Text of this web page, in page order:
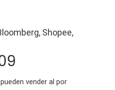
Shopee,
vender al por